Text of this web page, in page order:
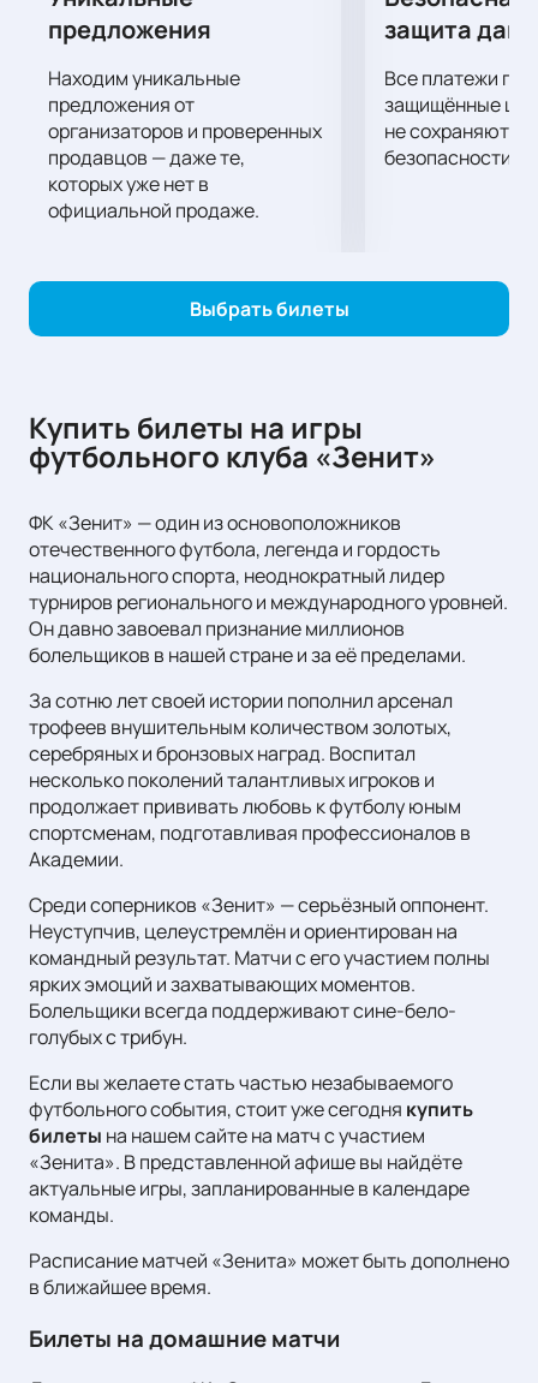
предложения
Находим уникальные
предложения от
организаторов и проверенных
продавцов — даже те,
которых уже нет в
официальной продаже.
защита
Все платежи
защищённые
не сохраняются
безопасности.
Выбрать билеты
Купить билеты на игры
футбольного клуба «Зенит»
ФК «Зенит» — один из основоположников
отечественного футбола, легенда и гордость
национального спорта, неоднократный лидер
турниров регионального и международного уровней.
Он давно завоевал признание миллионов
болельщиков в нашей стране и за её пределами.
За сотню лет своей истории пополнил арсенал
трофеев внушительным количеством золотых,
серебряных и бронзовых наград. Воспитал
несколько поколений талантливых игроков и
продолжает прививать любовь к футболу юным
спортсменам, подготавливая профессионалов в
Академии.
Среди соперников «Зенит» — серьёзный оппонент.
Неуступчив, целеустремлён и ориентирован на
командный результат. Матчи с его участием полны
ярких эмоций и захватывающих моментов.
Болельщики всегда поддерживают сине-бело-
голубых с трибун.
Если вы желаете стать частью незабываемого
футбольного события, стоит уже сегодня купить
билеты на нашем сайте на матч с участием
«Зенита». В представленной афише вы найдёте
актуальные игры, запланированные в календаре
команды.
Расписание матчей «Зенита» может быть дополнено
в ближайшее время.
Билеты на домашние матчи